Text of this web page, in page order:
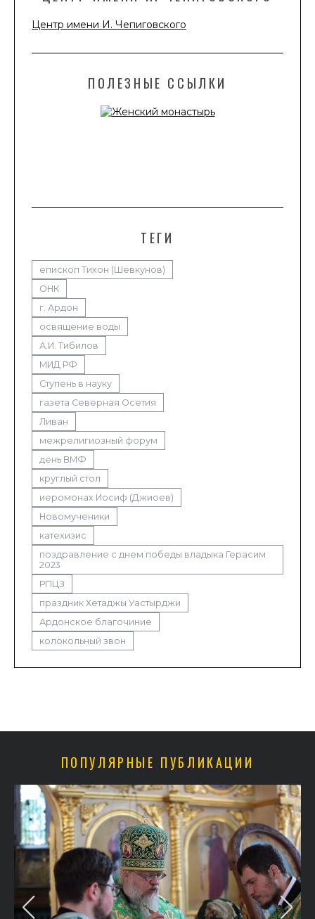
Центр имени И. Чепиговского
ПОЛЕЗНЫЕ ССЫЛКИ
ТЕГИ
епископ Тихон (Шевкунов)
ОНК
г. Ардон
освящение воды
А.И. Тибилов
МИД РФ
Ступень в науку
газета Северная Осетия
Ливан
межрелигиозный форум
день ВМФ
круглый стол
иеромонах Иосиф (Джиоев)
Новомученики
катехизис
поздравление с днем победы владыка Герасим
2023
РПЦЗ
праздник Хетаджы Уастырджи
Ардонское благочиние
колокольный звон
ПОПУЛЯРНЫЕ ПУБЛИКАЦИИ